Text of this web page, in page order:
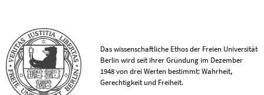
Das wissenschaftliche Ethos der Freien Universität
Berlin wird seit ihrer Gründung im Dezember
1948 von drei Werten bestimmt: Wahrheit,
Gerechtigkeit und Freiheit.